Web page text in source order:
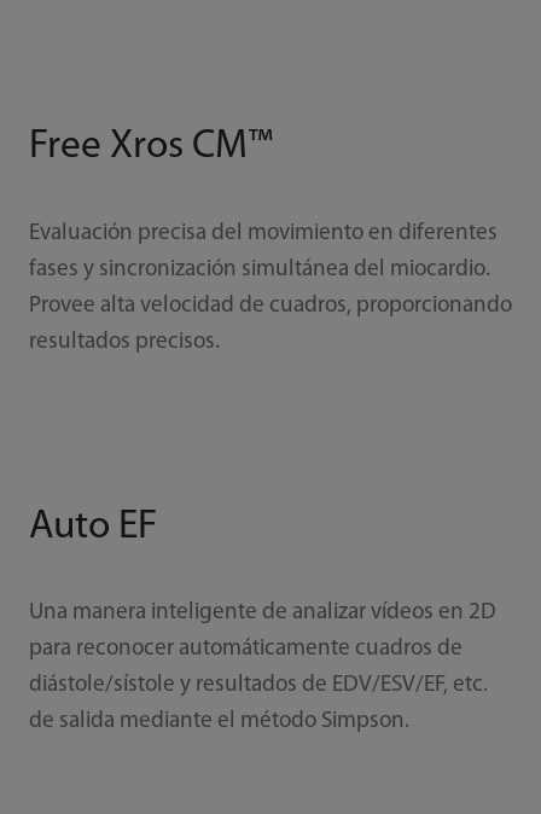
Free Xros CM™
Evaluación precisa del movimiento en diferentes
fases y sincronización simultánea del miocardio.
Provee alta velocidad de cuadros, proporcionando
resultados precisos.
Auto EF
Una manera inteligente de analizar vídeos en 2D
para reconocer automáticamente cuadros de
diástole/sístole y resultados de EDV/ESV/EF, etc.
de salida mediante el método Simpson.